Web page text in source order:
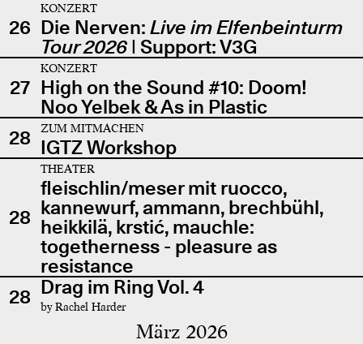
26
KONZERT
Die Nerven: Live im Elfenbeinturm
Tour 2026| Support: V3G
27
KONZERT
High on the Sound #10: Doom!
Noo Yelbek & As in Plastic
28
ZUM MITMACHEN
IGTZ Workshop
28
THEATER
fleischlin/meser mit ruocco,
kannewurf, ammann, brechbühl,
heikkilä, krstić, mauchle:
togetherness - pleasure as
resistance
28 Drag im Ring Vol. 4
by Rachel Harder
März 2026